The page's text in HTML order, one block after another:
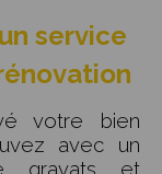
service
votre bien
avec un
gravats et